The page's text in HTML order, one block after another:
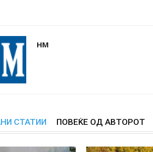
НМ
СТАТИИ ПОВЕЌЕ ОД АВТОРОТ